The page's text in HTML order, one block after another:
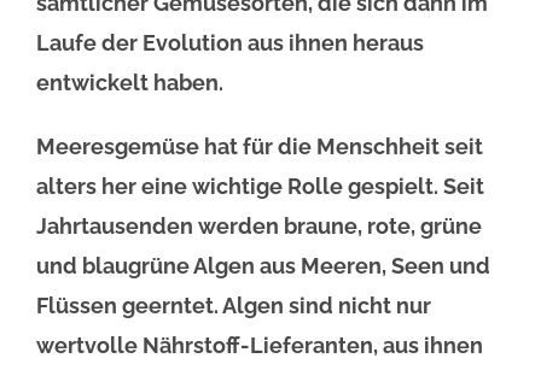
Laufe der Evolution aus ihnen heraus
entwickelt haben.
Meeresgemüse hat für die Menschheit seit
alters her eine wichtige Rolle gespielt. Seit
Jahrtausenden werden braune, rote, grüne
und blaugrüne Algen aus Meeren, Seen und
Flüssen geerntet. Algen sind nicht nur
wertvolle Nährstoff-Lieferanten, aus ihnen